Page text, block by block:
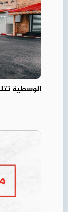
الوسطية